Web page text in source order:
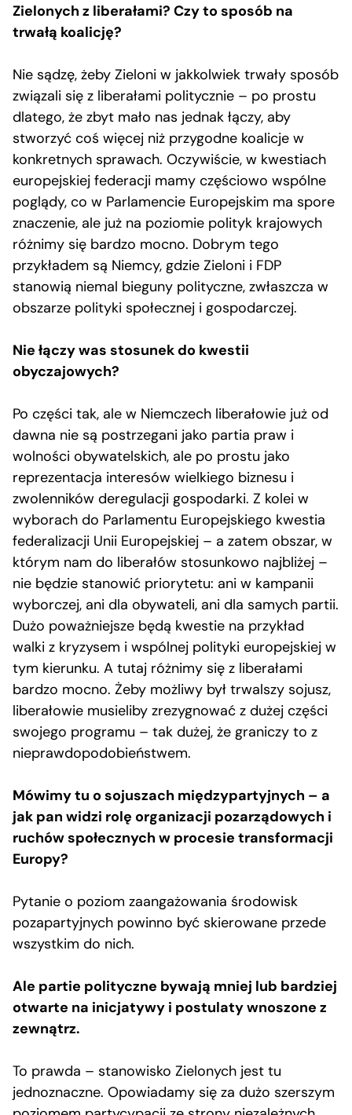
Zielonych z liberałami? Czy to sposób na
trwałą koalicję?
Nie sądzę, żeby Zieloni w jakkolwiek trwały sposób
związali się z liberałami politycznie – po prostu
dlatego, że zbyt mało nas jednak łączy, aby
stworzyć coś więcej niż przygodne koalicje w
konkretnych sprawach. Oczywiście, w kwestiach
europejskiej federacji mamy częściowo wspólne
poglądy, co w Parlamencie Europejskim ma spore
znaczenie, ale już na poziomie polityk krajowych
różnimy się bardzo mocno. Dobrym tego
przykładem są Niemcy, gdzie Zieloni i FDP
stanowią niemal bieguny polityczne, zwłaszcza w
obszarze polityki społecznej i gospodarczej.
Nie łączy was stosunek do kwestii
obyczajowych?
Po części tak, ale w Niemczech liberałowie już od
dawna nie są postrzegani jako partia praw i
wolności obywatelskich, ale po prostu jako
reprezentacja interesów wielkiego biznesu i
zwolenników deregulacji gospodarki. Z kolei w
wyborach do Parlamentu Europejskiego kwestia
federalizacji Unii Europejskiej – a zatem obszar, w
którym nam do liberałów stosunkowo najbliżej –
nie będzie stanowić priorytetu: ani w kampanii
wyborczej, ani dla obywateli, ani dla samych partii.
Dużo poważniejsze będą kwestie na przykład
walki z kryzysem i wspólnej polityki europejskiej w
tym kierunku. A tutaj różnimy się z liberałami
bardzo mocno. Żeby możliwy był trwalszy sojusz,
liberałowie musieliby zrezygnować z dużej części
swojego programu – tak dużej, że graniczy to z
nieprawdopodobieństwem.
Mówimy tu o sojuszach międzypartyjnych – a
jak pan widzi rolę organizacji pozarządowych i
ruchów społecznych w procesie transformacji
Europy?
Pytanie o poziom zaangażowania środowisk
pozapartyjnych powinno być skierowane przede
wszystkim do nich.
Ale partie polityczne bywają mniej lub bardziej
otwarte na inicjatywy i postulaty wnoszone z
zewnątrz.
To prawda – stanowisko Zielonych jest tu
jednoznaczne. Opowiadamy się za dużo szerszym